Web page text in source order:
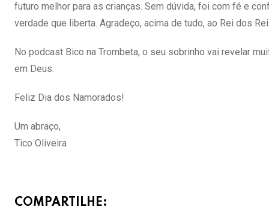
futuro melhor para as crianças. Sem dúvida, foi com fé e
verdade que liberta. Agradeço, acima de tudo, ao Rei dos
No podcast Bico na Trombeta, o seu sobrinho vai revelar
em Deus.
Feliz Dia dos Namorados!
Um abraço,
Tico Oliveira
COMPARTILHE: